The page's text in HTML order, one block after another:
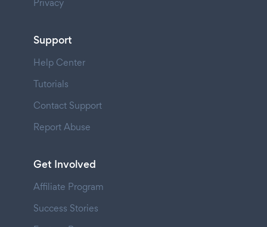
Privacy
Support
Help Center
Tutorials
Contact Support
Report Abuse
Get Involved
Affiliate Program
Success Stories